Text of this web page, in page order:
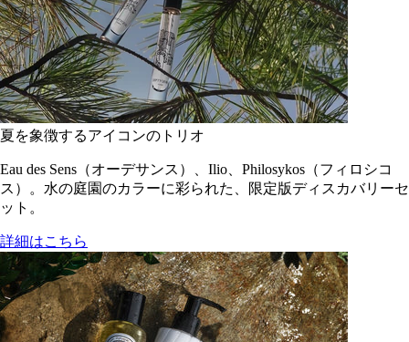
夏を象徴するアイコンのトリオ
Eau des Sens（オーデサンス）、Ilio、Philosykos（フィロシコ
ス）。水の庭園のカラーに彩られた、限定版ディスカバリーセ
ット。
詳細はこちら